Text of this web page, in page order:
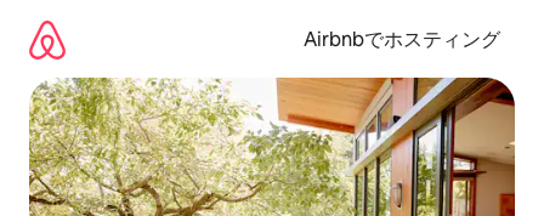
Airbnbでホスティング